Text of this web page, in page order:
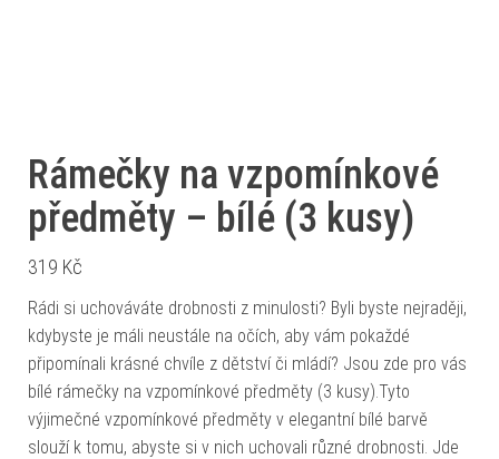
Rámečky na vzpomínkové
předměty – bílé (3 kusy)
319 Kč
Rádi si uchováváte drobnosti z minulosti? Byli byste nejraději,
kdybyste je máli neustále na očích, aby vám pokaždé
připomínali krásné chvíle z dětství či mládí? Jsou zde pro vás
bílé rámečky na vzpomínkové předměty (3 kusy).Tyto
výjimečné vzpomínkové předměty v elegantní bílé barvě
slouží k tomu, abyste si v nich uchovali různé drobnosti. Jde